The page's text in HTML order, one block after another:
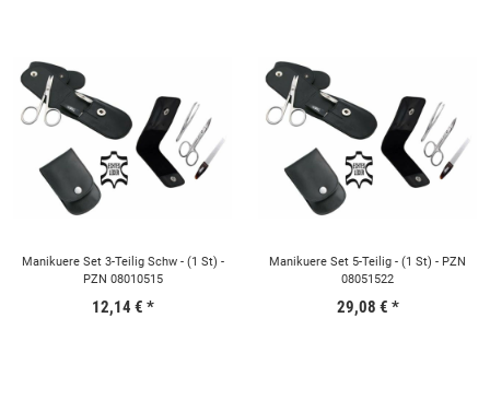
Manikuere Set 3-Teilig Schw - (1 St) -
PZN 08010515
12,14 € *
Manikuere Set 5-Teilig - (1 St) - PZN
08051522
29,08 € *